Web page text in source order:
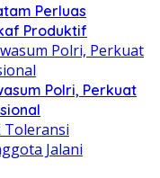
Perluas
Produktif
Polri, Perkuat